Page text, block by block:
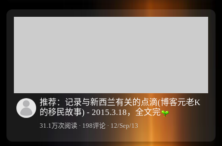
推荐：记录与新西兰有关的点滴(博客元老K
的移民故事) - 2015.3.18，全文完
31.1万次阅读 · 198评论 · 12/Sep/13